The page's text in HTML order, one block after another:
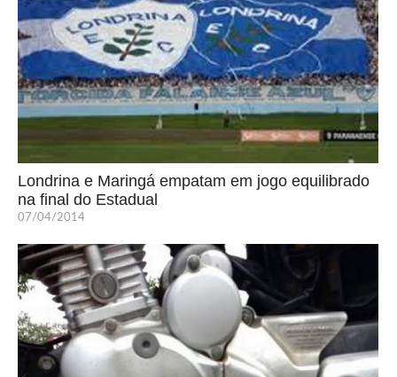
Londrina e Maringá empatam em jogo equilibrado
na final do Estadual
07/04/2014